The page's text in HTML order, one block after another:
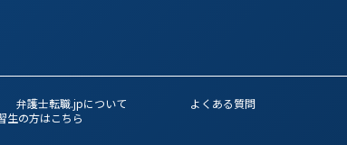
弁護士転職.jpについて
よくある質問
生の方はこちら